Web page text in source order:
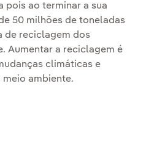
pois ao terminar a sua
50 milhões de toneladas
de reciclagem dos
Aumentar a reciclagem é
climáticas e
ambiente.
tecnológica, um
tecnológica, um
poluição tecnológica, um